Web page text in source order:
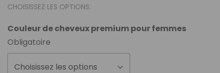
CHOISISSEZ LES OPTIONS:
Couleur de cheveux premium pour femmes
Obligatoire
Choisissez les options